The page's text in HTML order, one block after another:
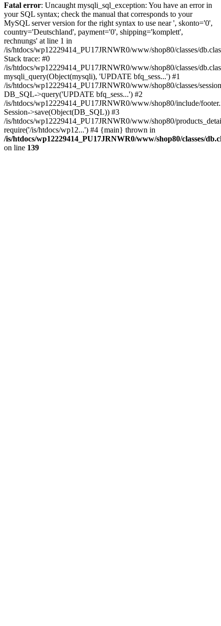
Fatal error: Uncaught mysqli_sql_exception: You have an error in
your SQL syntax; check the manual that corresponds to your
MySQL server version for the right syntax to use near ', skonto='0',
country='Deutschland', payment='0', shipping='komplett',
rechnungs' at line 1 in
/is/htdocs/wp12229414_PU17JRNWR0/www/shop80/classes/
Stack trace: #0
/is/htdocs/wp12229414_PU17JRNWR0/www/shop80/classes/
mysqli_query(Object(mysqli), 'UPDATE bfq_sess...') #1
/is/htdocs/wp12229414_PU17JRNWR0/www/shop80/classes/
DB_SQL->query('UPDATE bfq_sess...') #2
/is/htdocs/wp12229414_PU17JRNWR0/www/shop80/include/
Session->save(Object(DB_SQL)) #3
/is/htdocs/wp12229414_PU17JRNWR0/www/shop80/
require('/is/htdocs/wp12...') #4 {main} thrown in
/is/htdocs/wp12229414_PU17JRNWR0/www/shop80/classes/
on line 139